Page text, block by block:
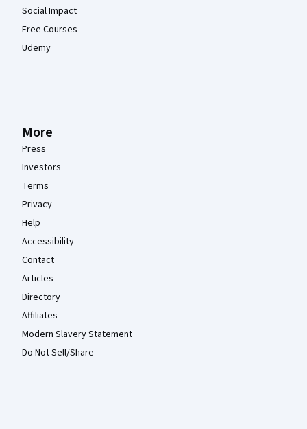
Social Impact
Free Courses
Udemy
More
Press
Investors
Terms
Privacy
Help
Accessibility
Contact
Articles
Directory
Affiliates
Modern Slavery Statement
Do Not Sell/Share